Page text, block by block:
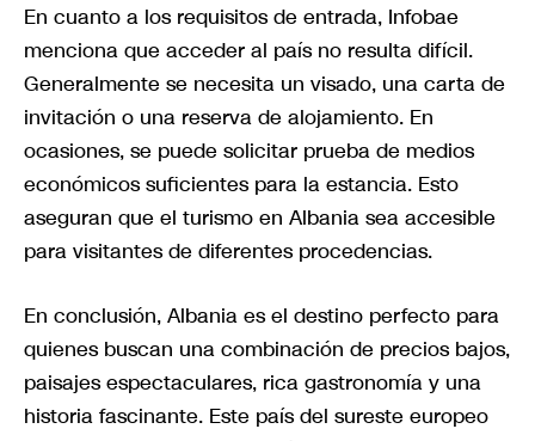
En cuanto a los requisitos de entrada, Infobae
menciona que acceder al país no resulta difícil.
Generalmente se necesita un visado, una carta de
invitación o una reserva de alojamiento. En
ocasiones, se puede solicitar prueba de medios
económicos suficientes para la estancia. Esto
aseguran que el turismo en Albania sea accesible
para visitantes de diferentes procedencias.
En conclusión, Albania es el destino perfecto para
quienes buscan una combinación de precios bajos,
paisajes espectaculares, rica gastronomía y una
historia fascinante. Este país del sureste europeo